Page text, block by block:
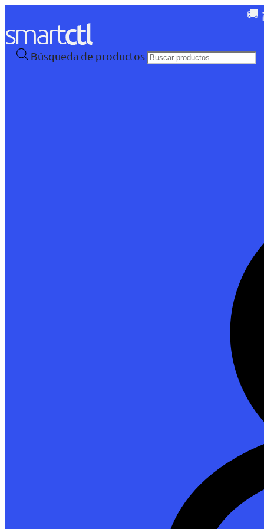
🚚
Búsqueda de productos